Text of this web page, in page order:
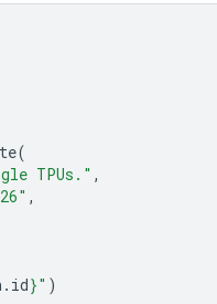
(
TPUs." ,
,
. id}" )